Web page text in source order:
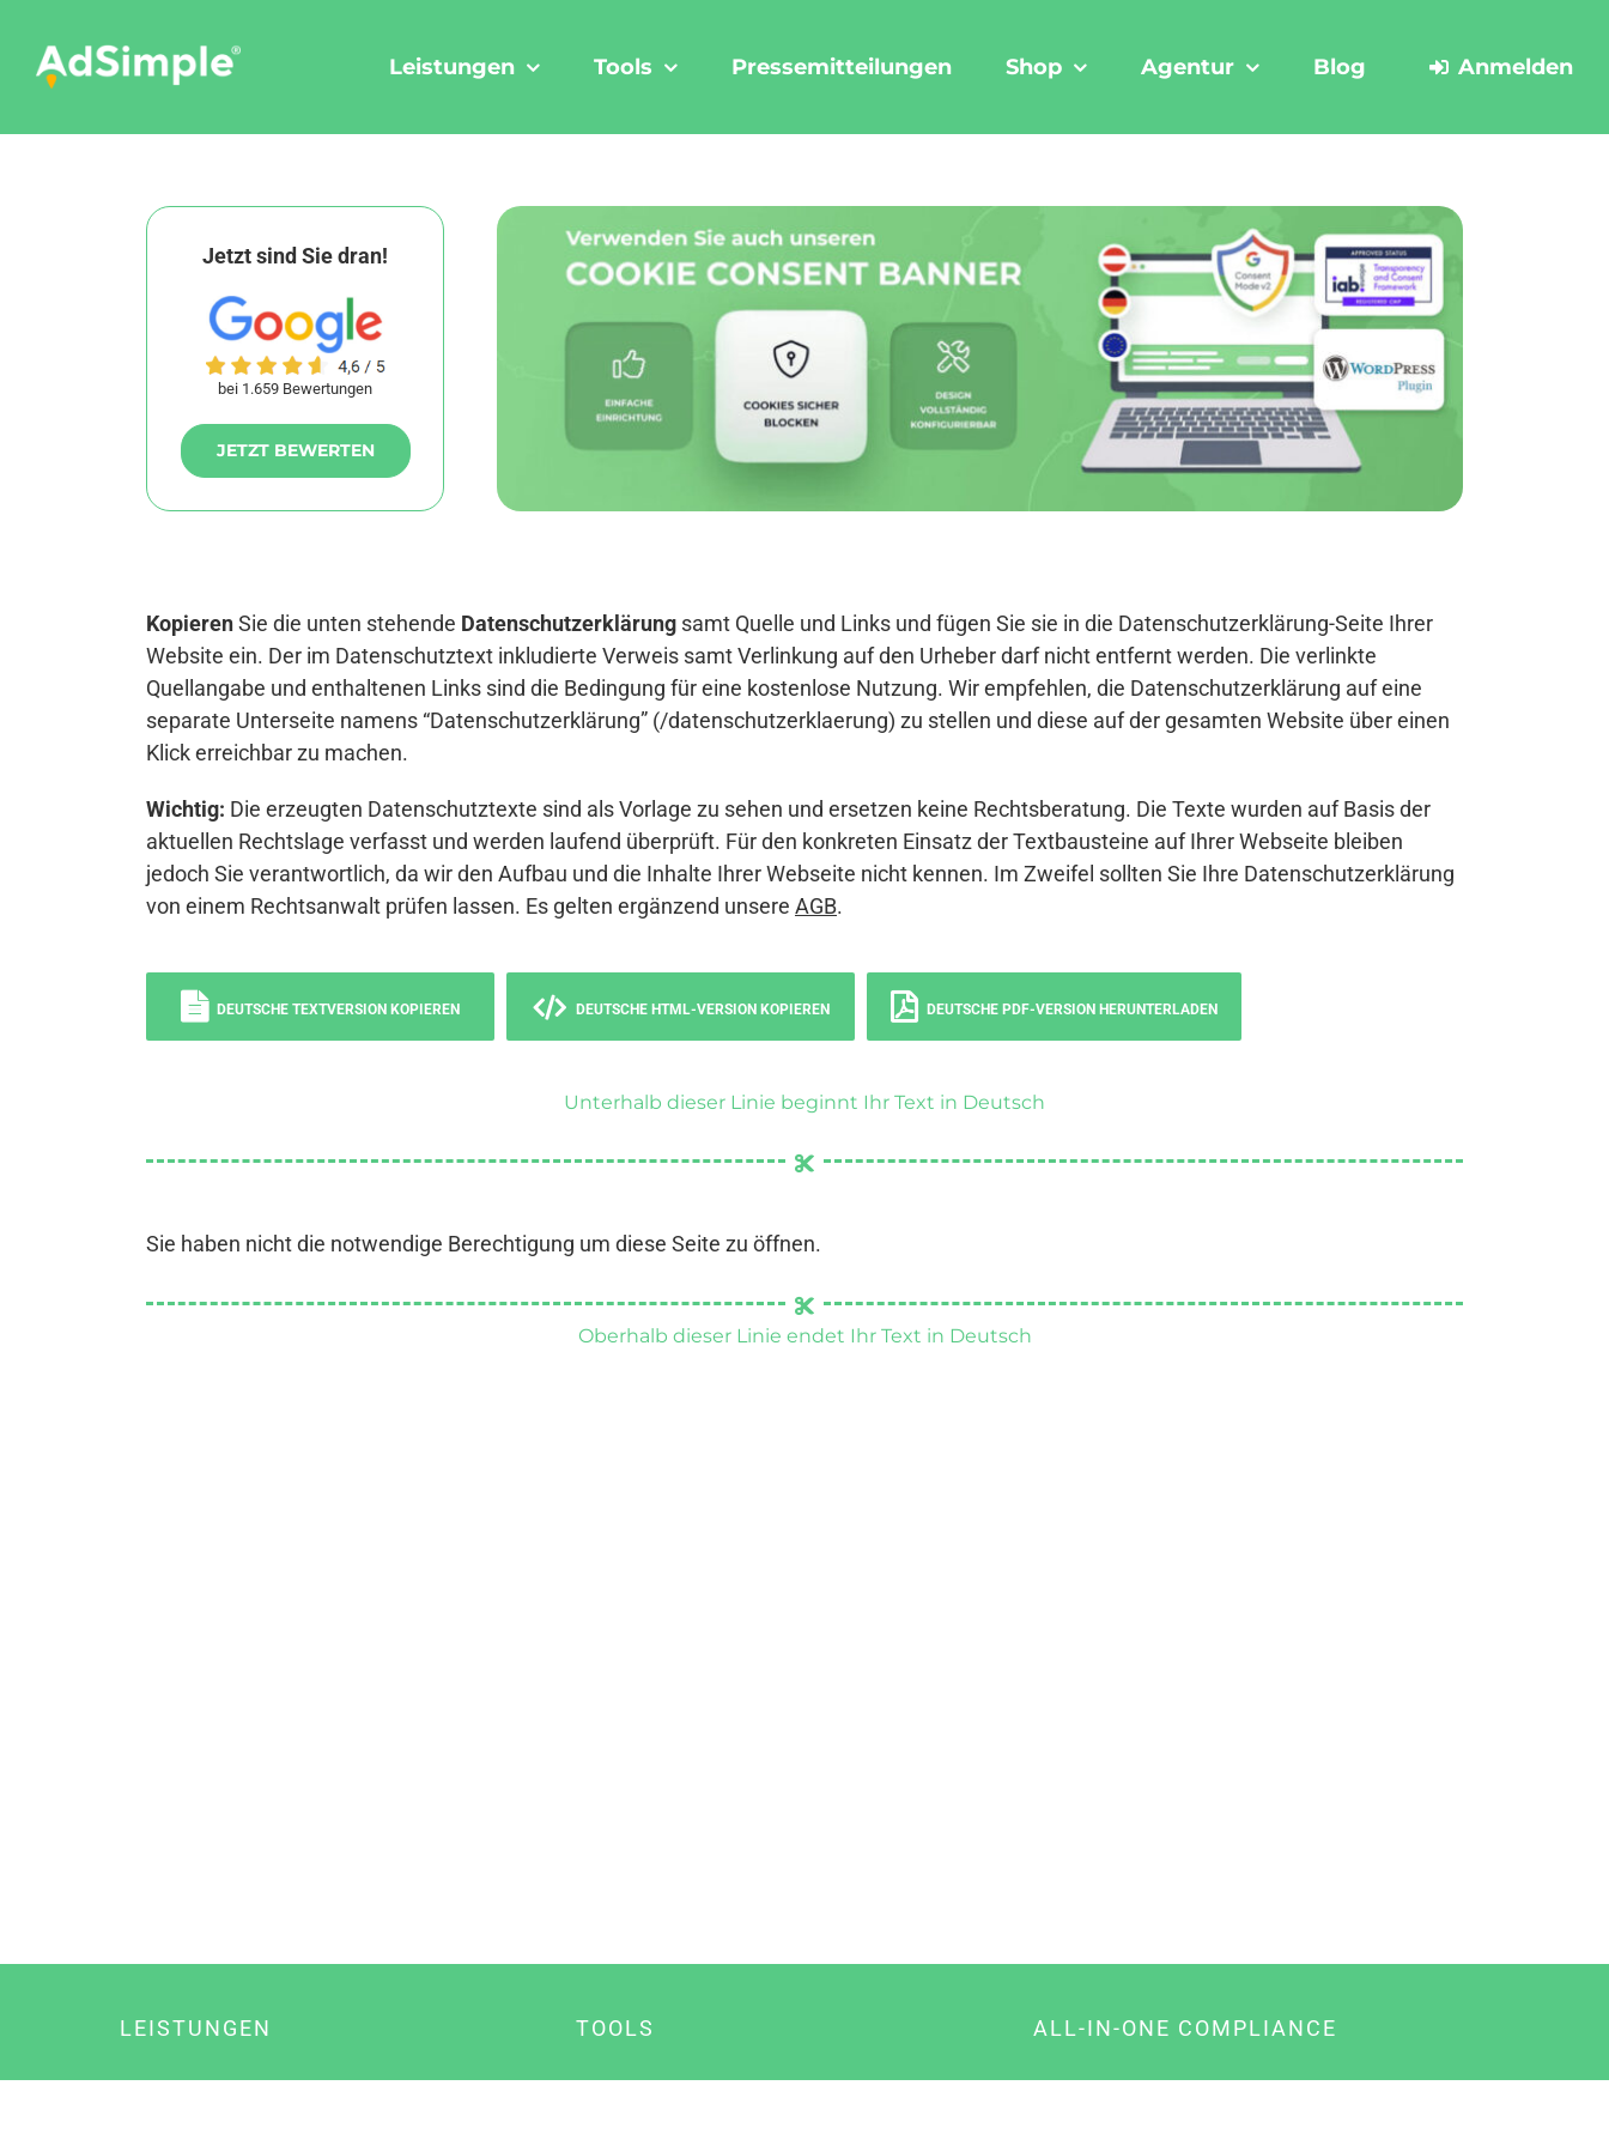
content
Leistungen Tools Pressemitteilungen Shop Agentur Blog Anmelden
Jetzt sind Sie dran!
bei 1.659 Bewertungen
JETZT BEWERTEN
KopierenSie die unten stehende Datenschutzerklärung samt Quelle und Links und fügen Sie sie in die Datenschutzerklärung-Seite Ihrer
Website ein. Der im Datenschutztext inkludierte Verweis samt Verlinkung auf den Urheber darf nicht entfernt werden. Die verlinkte
Quellangabe und enthaltenen Links sind die Bedingung für eine kostenlose Nutzung. Wir empfehlen, die Datenschutzerklärung auf eine
separate Unterseite namens “Datenschutzerklärung” (/datenschutzerklaerung) zu stellen und diese auf der gesamten Website über einen
Klick erreichbar zu machen.
Wichtig: Die erzeugten Datenschutztexte sind als Vorlage zu sehen und ersetzen keine Rechtsberatung. Die Texte wurden auf Basis der
aktuellen Rechtslage verfasst und werden laufend überprüft. Für den konkreten Einsatz der Textbausteine auf Ihrer Webseite bleiben
jedoch Sie verantwortlich, da wir den Aufbau und die Inhalte Ihrer Webseite nicht kennen. Im Zweifel sollten Sie Ihre Datenschutzerklärung
von einem Rechtsanwalt prüfen lassen. Es gelten ergänzend unsere AGB.
DEUTSCHE TEXTVERSION KOPIEREN DEUTSCHE HTML-VERSION KOPIEREN DEUTSCHE PDF-VERSION HERUNTERLADEN
Unterhalb dieser Linie beginnt Ihr Text in Deutsch
Sie haben nicht die notwendige Berechtigung um diese Seite zu öffnen.
Oberhalb dieser Linie endet Ihr Text in Deutsch
LEISTUNGEN TOOLS ALL-IN-ONE COMPLIANCE